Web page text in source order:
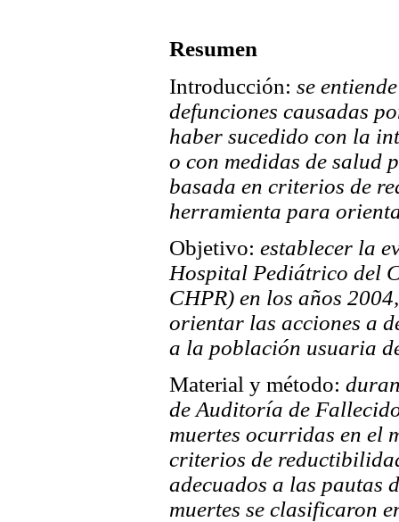
Resumen
Introducción: se
defunciones causadas
haber sucedido con la
o con medidas de salud
basada en criterios de
herramienta para
Objetivo: establecer la
Hospital Pediátrico del
CHPR) en los años
orientar las acciones a
a la población usuaria
Material y método:
de Auditoría de
muertes ocurridas en el
criterios de
adecuados a las pautas
muertes se clasificaron